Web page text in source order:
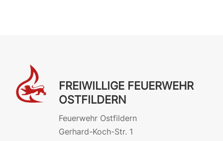
FREIWILLIGE FEUERWEHR
OSTFILDERN
Feuerwehr Ostfildern
Gerhard-Koch-Str. 1